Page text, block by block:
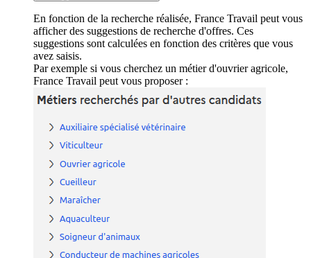
En fonction de la recherche réalisée, France Travail peut vous
afficher des suggestions de recherche d'offres. Ces
suggestions sont calculées en fonction des critères que vous
avez saisis.
Par exemple si vous cherchez un métier d'ouvrier agricole,
France Travail peut vous proposer :